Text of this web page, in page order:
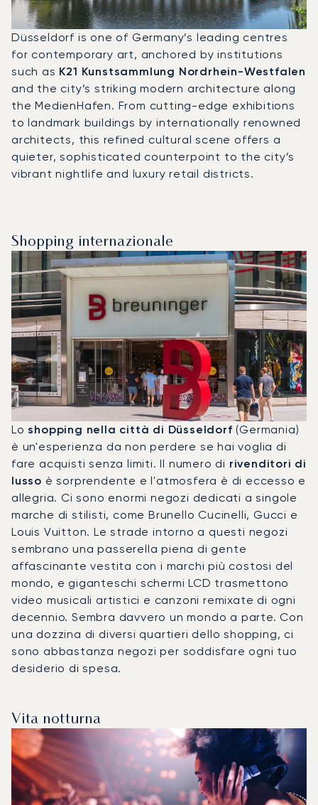
Düsseldorf is one of Germany’s leading centres
for contemporary art, anchored by institutions
such as K21 Kunstsammlung Nordrhein-Westfalen
and the city’s striking modern architecture along
the MedienHafen. From cutting-edge exhibitions
to landmark buildings by internationally renowned
architects, this refined cultural scene offers a
quieter, sophisticated counterpoint to the city’s
vibrant nightlife and luxury retail districts.
Shopping internazionale
Loshopping nella città di Düsseldorf (Germania)
è un'esperienza da non perdere se hai voglia di
fare acquisti senza limiti. Il numero di rivenditori di
lusso è sorprendente e l'atmosfera è di eccesso e
allegria. Ci sono enormi negozi dedicati a singole
marche di stilisti, come Brunello Cucinelli, Gucci e
Louis Vuitton. Le strade intorno a questi negozi
sembrano una passerella piena di gente
affascinante vestita con i marchi più costosi del
mondo, e giganteschi schermi LCD trasmettono
video musicali artistici e canzoni remixate di ogni
decennio. Sembra davvero un mondo a parte. Con
una dozzina di diversi quartieri dello shopping, ci
sono abbastanza negozi per soddisfare ogni tuo
desiderio di spesa.
Vita notturna